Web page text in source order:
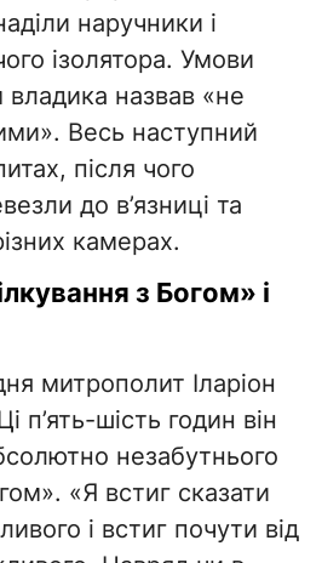
наручники і
ізолятора. Умови
назвав «не
Весь наступний
після чого
до в’язниці та
камерах.
з Богом» і
митрополит Іларіон
п’ять-шість годин він
незабутнього
«Я встиг сказати
і встиг почути від